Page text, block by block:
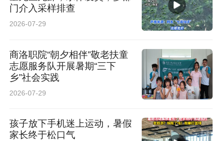
门介入采样排查
2026-07-29
商洛职院“朝夕相伴”敬老扶童
志愿服务队开展暑期“三下
乡”社会实践
2026-07-29
孩子放下手机迷上运动，暑假
家长终于松口气